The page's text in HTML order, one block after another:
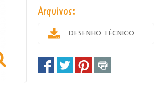
Arquivos:
DESENHO TÉCNICO